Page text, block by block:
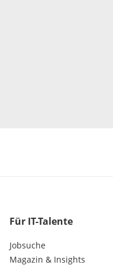
Für IT-Talente
Jobsuche
Magazin & Insights